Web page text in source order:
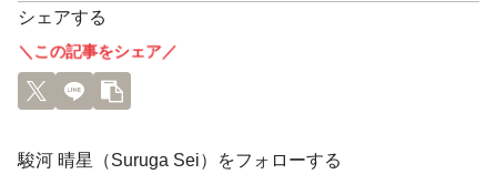
シェアする
＼この記事をシェア／
駿河 晴星（Suruga Sei）をフォローする